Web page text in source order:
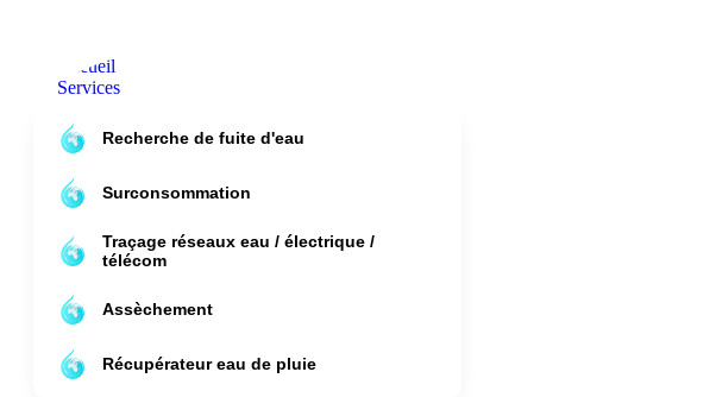
Accueil
Services
Recherche de fuite d'eau
Surconsommation
Traçage réseaux eau / électrique /
télécom
Assèchement
Récupérateur eau de pluie